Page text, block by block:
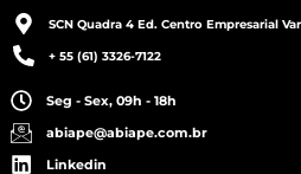
SCN Quadra 4 Ed. Centro Empresarial
+ 55 (61) 3326-7122
Seg - Sex, 09h - 18h
abiape@abiape.com.br
Linkedin